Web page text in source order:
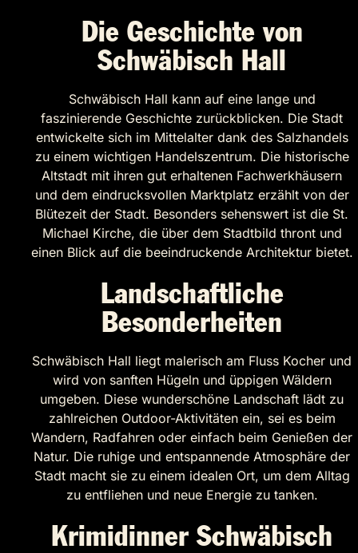
Die Geschichte von
Schwäbisch Hall
Schwäbisch Hall kann auf eine lange und
faszinierende Geschichte zurückblicken. Die Stadt
entwickelte sich im Mittelalter dank des Salzhandels
zu einem wichtigen Handelszentrum. Die historische
Altstadt mit ihren gut erhaltenen Fachwerkhäusern
und dem eindrucksvollen Marktplatz erzählt von der
Blütezeit der Stadt. Besonders sehenswert ist die St.
Michael Kirche, die über dem Stadtbild thront und
einen Blick auf die beeindruckende Architektur bietet.
Landschaftliche
Besonderheiten
Schwäbisch Hall liegt malerisch am Fluss Kocher und
wird von sanften Hügeln und üppigen Wäldern
umgeben. Diese wunderschöne Landschaft lädt zu
zahlreichen Outdoor-Aktivitäten ein, sei es beim
Wandern, Radfahren oder einfach beim Genießen der
Natur. Die ruhige und entspannende Atmosphäre der
Stadt macht sie zu einem idealen Ort, um dem Alltag
zu entfliehen und neue Energie zu tanken.
Krimidinner Schwäbisch